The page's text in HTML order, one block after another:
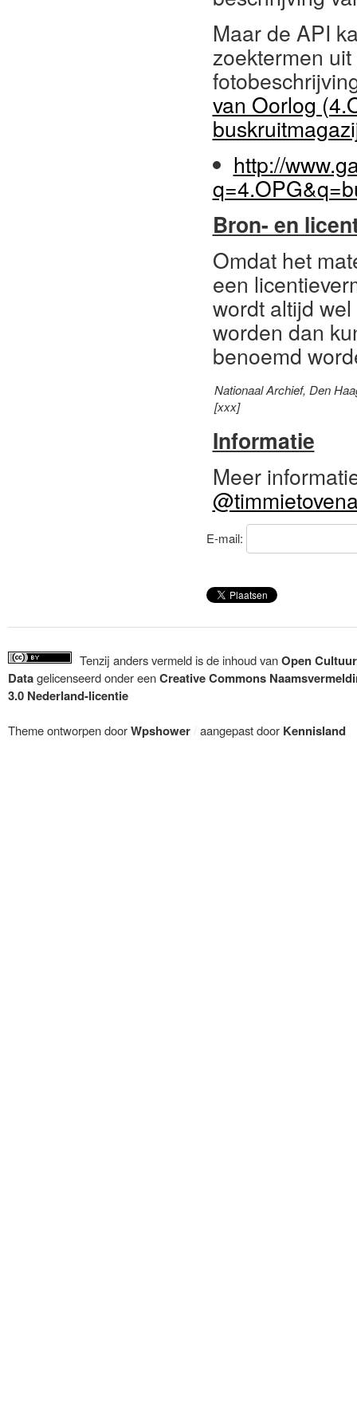
Maar de API
zoektermen
van Oorlog
http://
Bron- en
Omdat het
een
wordt altijd
worden dan
benoemd
Nationaal Archief, Den
[xxx]
Informatie
Meer
E-mail:
Tenzij anders vermeld is de inhoud vanOpen Cultuur
Datagelicenseerd onder eenCreative Commons
3.0 Nederland-licentie
Theme ontworpen doorWpshower /aangepast door Kennisland